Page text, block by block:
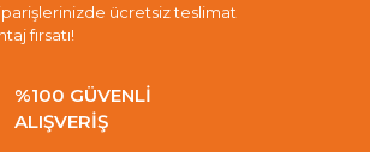
ücretsiz teslimat
fırsatı!
%100 GÜVENLİ
ALIŞVERİŞ